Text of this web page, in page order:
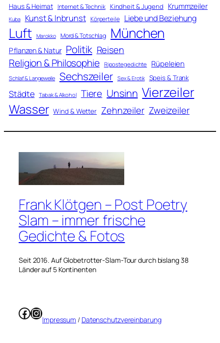
Haus & Heimat Internet & Technik Kindheit & Jugend Krummzeiler
Kuba Kunst & Inbrunst Körperteile Liebe und Beziehung
Luft Marokko Mord & Totschlag München
Pflanzen & Natur Politik Reisen
Religion & Philosophie Ripostegedichte Rüpeleien
Schlaf & Langeweile Sechszeiler Sex & Erotik Speis & Trank
Städte Tabak & Alkohol Tiere Unsinn Vierzeiler
Wasser Wind & Wetter Zehnzeiler Zweizeiler
Frank Klötgen – Post Poetry
Slam – immer frische
Gedichte & Fotos
Seit 2016. Auf Globetrotter-Slam-Tour durch bislang 38
Länder auf 5 Kontinenten
Facebook
Instagram
Impressum / Datenschutzvereinbarung